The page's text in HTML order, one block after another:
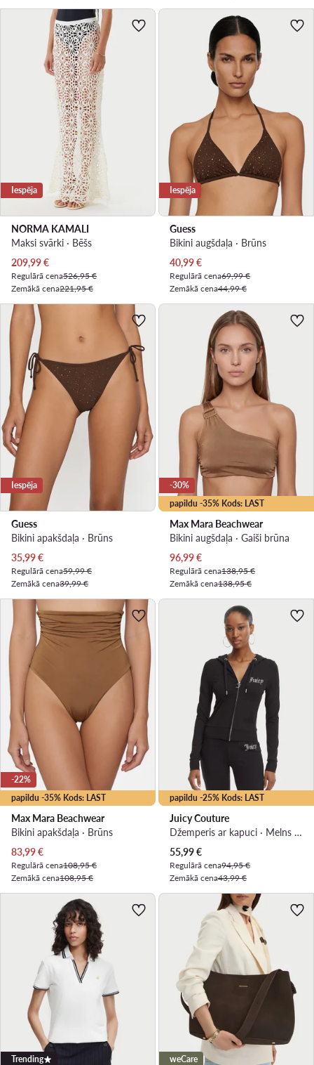
Iespēja
NORMA KAMALI
Maksi svārki · Bēšs
Pašreizējā cena
209,99€
Regulārā cena526,95 €
Zemākā cena221,95 €
Iespēja
Guess
Bikini augšdaļa · Brūns
Pašreizējā cena
40,99€
Regulārā cena69,99 €
Zemākā cena44,99 €
Iespēja
Guess
Bikini apakšdaļa · Brūns
Pašreizējā cena
35,99€
Regulārā cena59,99 €
Zemākā cena39,99 €
papildu -35% Kods: LAST
-30%
Max Mara Beachwear
Bikini augšdaļa · Gaiši brūna
Pašreizējā cena
96,99€
Regulārā cena138,95 €
Zemākā cena138,95 €
papildu -35% Kods: LAST
-22%
Max Mara Beachwear
Bikini apakšdaļa · Brūns
Pašreizējā cena
83,99€
Regulārā cena108,95 €
Zemākā cena108,95 €
papildu -25% Kods: LAST
Juicy Couture
Džemperis ar kapuci · Melns · Slim Fit
Pašreizējā cena
55,99€
Regulārā cena94,95 €
Zemākā cena43,99 €
Trending weCare